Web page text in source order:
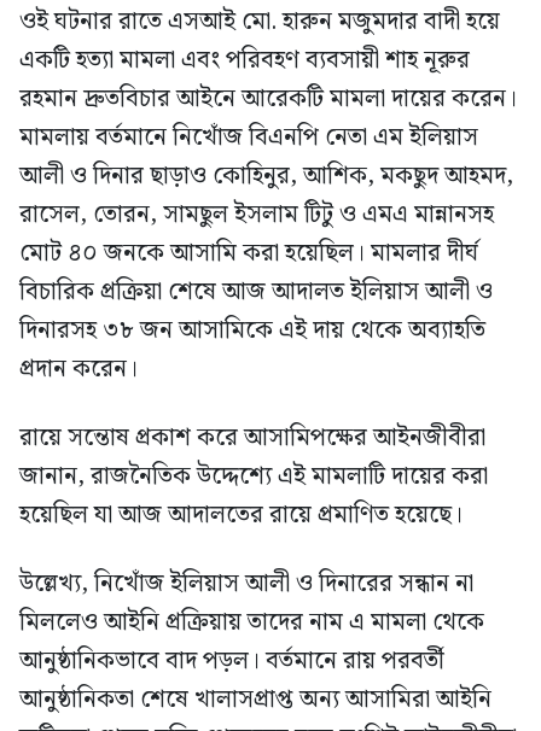
ওই ঘটনার রাতে এসআই মো. হারুন মজুমদার বাদী হয়ে
একটি হত্যা মামলা এবং পরিবহণ ব্যবসায়ী শাহ নূরুর
রহমান দ্রুতবিচার আইনে আরেকটি মামলা দায়ের করেন।
মামলায় বর্তমানে নিখোঁজ বিএনপি নেতা এম ইলিয়াস
আলী ও দিনার ছাড়াও কোহিনুর, আশিক, মকছুদ আহমদ,
রাসেল, তোরন, সামছুল ইসলাম টিটু ও এমএ মান্নানসহ
মোট ৪০ জনকে আসামি করা হয়েছিল। মামলার দীর্ঘ
বিচারিক প্রক্রিয়া শেষে আজ আদালত ইলিয়াস আলী ও
দিনারসহ ৩৮ জন আসামিকে এই দায় থেকে অব্যাহতি
প্রদান করেন।
রায়ে সন্তোষ প্রকাশ করে আসামিপক্ষের আইনজীবীরা
জানান, রাজনৈতিক উদ্দেশ্যে এই মামলাটি দায়ের করা
হয়েছিল যা আজ আদালতের রায়ে প্রমাণিত হয়েছে।
উল্লেখ্য, নিখোঁজ ইলিয়াস আলী ও দিনারের সন্ধান না
মিললেও আইনি প্রক্রিয়ায় তাদের নাম এ মামলা থেকে
আনুষ্ঠানিকভাবে বাদ পড়ল। বর্তমানে রায় পরবর্তী
আনুষ্ঠানিকতা শেষে খালাসপ্রাপ্ত অন্য আসামিরা আইনি